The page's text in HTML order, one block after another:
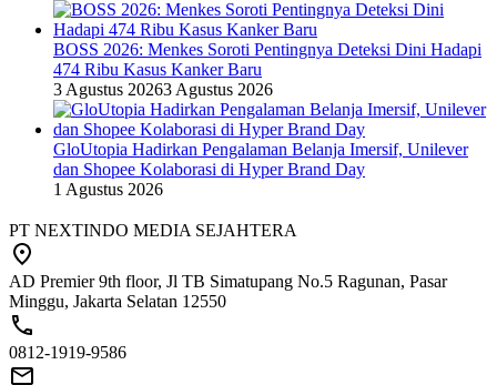
BOSS 2026: Menkes Soroti Pentingnya Deteksi Dini Hadapi
474 Ribu Kasus Kanker Baru
3 Agustus 20263 Agustus 2026
GloUtopia Hadirkan Pengalaman Belanja Imersif, Unilever
dan Shopee Kolaborasi di Hyper Brand Day
1 Agustus 2026
PT NEXTINDO MEDIA SEJAHTERA
AD Premier 9th floor, Jl TB Simatupang No.5 Ragunan, Pasar
Minggu, Jakarta Selatan 12550
0812-1919-9586